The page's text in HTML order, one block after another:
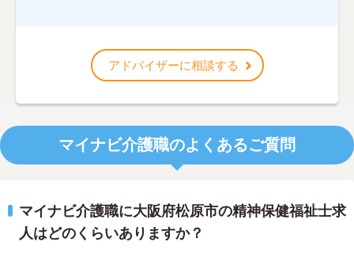
アドバイザーに相談する
マイナビ介護職のよくあるご質問
マイナビ介護職に大阪府松原市の精神保健福祉士求
人はどのくらいありますか？